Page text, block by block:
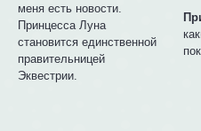
меня есть новости.
Принцесса Луна
становится единственной
правительницей
Эквестрии.